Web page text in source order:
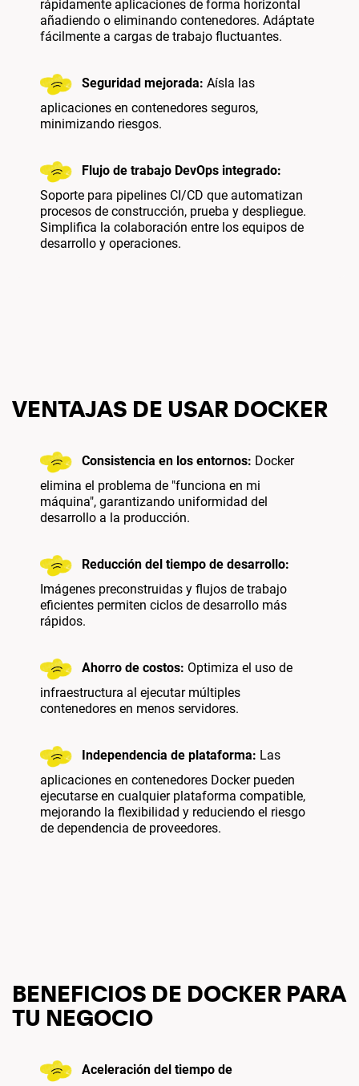
rápidamente aplicaciones de forma horizontal
añadiendo o eliminando contenedores. Adáptate
fácilmente a cargas de trabajo fluctuantes.
Seguridad mejorada: Aísla las
aplicaciones en contenedores seguros,
minimizando riesgos.
Flujo de trabajo DevOps integrado:
Soporte para pipelines CI/CD que automatizan
procesos de construcción, prueba y despliegue.
Simplifica la colaboración entre los equipos de
desarrollo y operaciones.
VENTAJAS DE USAR DOCKER
Consistencia en los entornos: Docker
elimina el problema de "funciona en mi
máquina", garantizando uniformidad del
desarrollo a la producción.
Reducción del tiempo de desarrollo:
Imágenes preconstruidas y flujos de trabajo
eficientes permiten ciclos de desarrollo más
rápidos.
Ahorro de costos: Optimiza el uso de
infraestructura al ejecutar múltiples
contenedores en menos servidores.
Independencia de plataforma: Las
aplicaciones en contenedores Docker pueden
ejecutarse en cualquier plataforma compatible,
mejorando la flexibilidad y reduciendo el riesgo
de dependencia de proveedores.
BENEFICIOS DE DOCKER PARA
TU NEGOCIO
Aceleración del tiempo de